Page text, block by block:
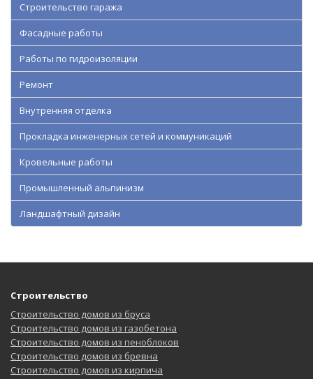
Строительство гаража
Фасадные работы
Работы по гидроизоляции
Ремонт
Внутренняя отделка
Прокладка инженерных сетей и коммуникаций
Кровельные работы
Промышленный альпинизм
Ландшафтный дизайн
Строительство
Строительство домов из бруса
Строительство домов из газобетона
Строительство домов из пеноблоков
Строительство домов из бревна
Строительство домов из кирпича